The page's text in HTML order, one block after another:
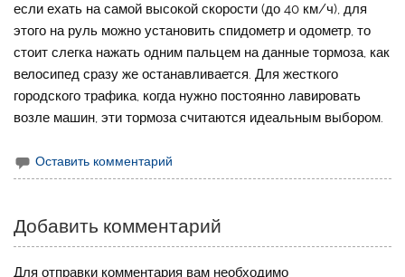
если ехать на самой высокой скорости (до 40 км/ч), для
этого на руль можно установить спидометр и одометр, то
стоит слегка нажать одним пальцем на данные тормоза, как
велосипед сразу же останавливается. Для жесткого
городского трафика, когда нужно постоянно лавировать
возле машин, эти тормоза считаются идеальным выбором.
Оставить комментарий
Добавить комментарий
Для отправки комментария вам необходимо